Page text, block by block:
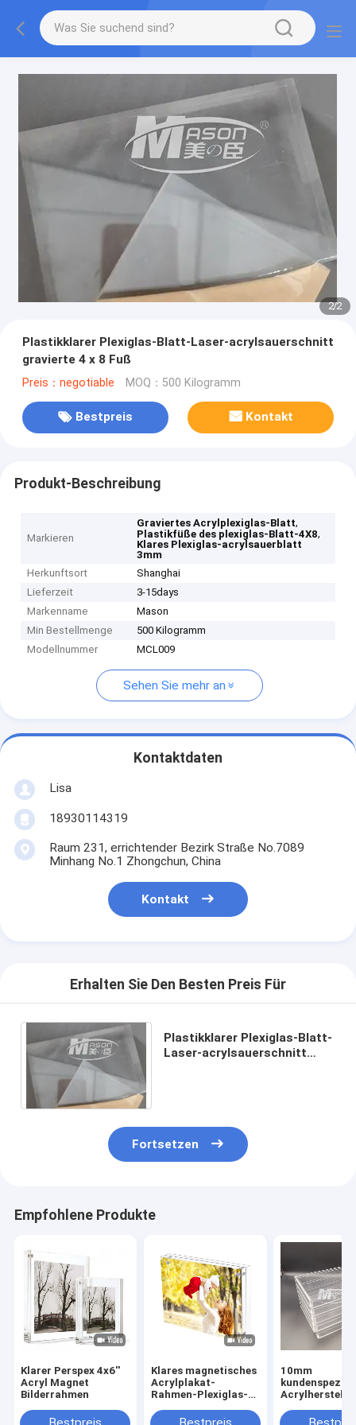
2/2
Plastikklarer Plexiglas-Blatt-Laser-acrylsauerschnitt
gravierte 4 x 8 Fuß
Preis：negotiable MOQ：500 Kilogramm
Bestpreis Kontakt
Produkt-Beschreibung
Markieren
Graviertes Acrylplexiglas-Blatt,
Plastikfüße des plexiglas-Blatt-4X8,
Klares Plexiglas-acrylsauerblatt
3mm
Herkunftsort
Shanghai
Lieferzeit
3-15days
Markenname
Mason
Min Bestellmenge
500 Kilogramm
Modellnummer
MCL009
Sehen Sie mehr an
Kontaktdaten
Lisa
18930114319
Raum 231, errichtender Bezirk Straße No.7089
Minhang No.1 Zhongchun, China
Kontakt
Erhalten Sie Den Besten Preis Für
Plastikklarer Plexiglas-Blatt-
Laser-acrylsauerschnitt
Fortsetzen
Empfohlene Produkte
Klarer Perspex 4x6''
Acryl Magnet
Bilderrahmen
Klares magnetisches
Acrylplakat-
Rahmen-Plexiglas-
Acrylblock
10mm
Acrylkasten